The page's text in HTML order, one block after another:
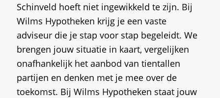
Schinveld hoeft niet ingewikkeld te zijn. Bij
Wilms Hypotheken krijg je een vaste
adviseur die je stap voor stap begeleidt. We
brengen jouw situatie in kaart, vergelijken
onafhankelijk het aanbod van tientallen
partijen en denken met je mee over de
toekomst. Bij Wilms Hypotheken staat jouw